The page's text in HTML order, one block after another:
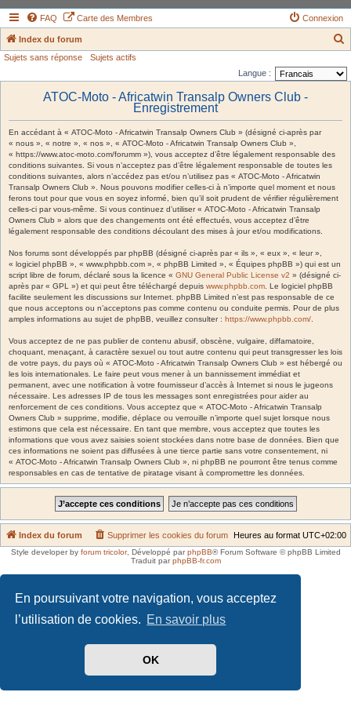
En poursuivant votre navigation, vous acceptez
l’utilisation de cookies. En savoir plus
OK
FAQ Carte des Membres Connexion
Index du forum
Sujets sans réponse
Sujets actifs
Langue :
ATOC-Moto - Africatwin Transalp Owners Club -
Enregistrement
En accédant à « ATOC-Moto - Africatwin Transalp Owners Club » (désigné ci-après par
« nous », « notre », « nos », « ATOC-Moto - Africatwin Transalp Owners Club »,
« https://www.atoc-moto.com/forumm »), vous acceptez d’être légalement responsable des
conditions suivantes. Si vous n’acceptez pas d’être légalement responsable de toutes les
conditions suivantes, alors n’accédez pas et/ou n’utilisez pas « ATOC-Moto - Africatwin
Transalp Owners Club ». Nous pouvons modifier celles-ci à n’importe quel moment et nous
ferons tout pour que vous en soyez informé, bien qu’il soit prudent de vérifier régulièrement
celles-ci par vous-même. Si vous continuez d’utiliser « ATOC-Moto - Africatwin Transalp
Owners Club » alors que des changements ont été effectués, vous acceptez d’être
légalement responsable des conditions découlant des mises à jour et/ou modifications.
Nos forums sont développés par phpBB (désigné ci-après par « ils », « eux », « leur »,
« logiciel phpBB », « www.phpbb.com », « phpBB Limited », « Équipes phpBB ») qui est un
script libre de forum, déclaré sous la licence « GNU General Public License v2 » (désigné ci-
après par « GPL ») et qui peut être téléchargé depuis www.phpbb.com . Le logiciel phpBB
facilite seulement les discussions sur Internet. phpBB Limited n’est pas responsable de ce
que nous acceptons ou n’acceptons pas comme contenu ou conduite permis. Pour de plus
amples informations au sujet de phpBB, veuillez consulter : https://www.phpbb.com/
Vous acceptez de ne pas publier de contenu abusif, obscène, vulgaire, diffamatoire,
choquant, menaçant, à caractère sexuel ou tout autre contenu qui peut transgresser les lois
de votre pays, du pays où « ATOC-Moto - Africatwin Transalp Owners Club » est hébergé ou
les lois internationales. Le faire peut vous mener à un bannissement immédiat et
permanent, avec une notification à votre fournisseur d’accès à Internet si nous le jugeons
nécessaire. Les adresses IP de tous les messages sont enregistrées pour aider au
renforcement de ces conditions. Vous acceptez que « ATOC-Moto - Africatwin Transalp
Owners Club » supprime, modifie, déplace ou verrouille n’importe quel sujet lorsque nous
estimons que cela est nécessaire. En tant que membre, vous acceptez que toutes les
informations que vous avez saisies soient stockées dans notre base de données. Bien que
ces informations ne soient pas diffusées à une tierce partie sans votre consentement, ni
« ATOC-Moto - Africatwin Transalp Owners Club », ni phpBB ne pourront être tenus comme
responsables en cas de tentative de piratage visant à compromettre les données.
Index du forum Heures au format UTC+02:00
Supprimer les cookies du forum
Style developer by forum tricolor, Développé parphpBB® Forum Software © phpBB Limited
Traduit parphpBB-fr.com